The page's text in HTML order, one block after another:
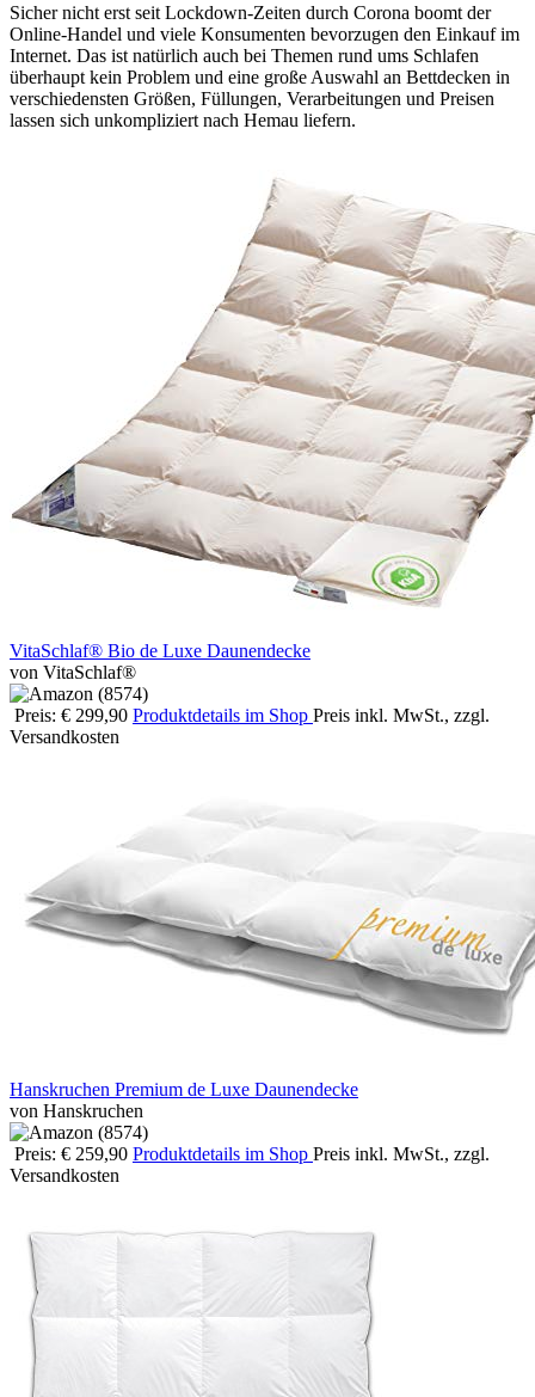
Sicher nicht erst seit Lockdown-Zeiten durch Corona boomt der
Online-Handel und viele Konsumenten bevorzugen den Einkauf im
Internet. Das ist natürlich auch bei Themen rund ums Schlafen
überhaupt kein Problem und eine große Auswahl an Bettdecken in
verschiedensten Größen, Füllungen, Verarbeitungen und Preisen
lassen sich unkompliziert nach Hemau liefern.
VitaSchlaf® Bio de Luxe Daunendecke
von VitaSchlaf®
Preis: € 299,90 Produktdetails im Shop Preis inkl. MwSt., zzgl.
Versandkosten
Hanskruchen Premium de Luxe Daunendecke
von Hanskruchen
Preis: € 259,90 Produktdetails im Shop Preis inkl. MwSt., zzgl.
Versandkosten